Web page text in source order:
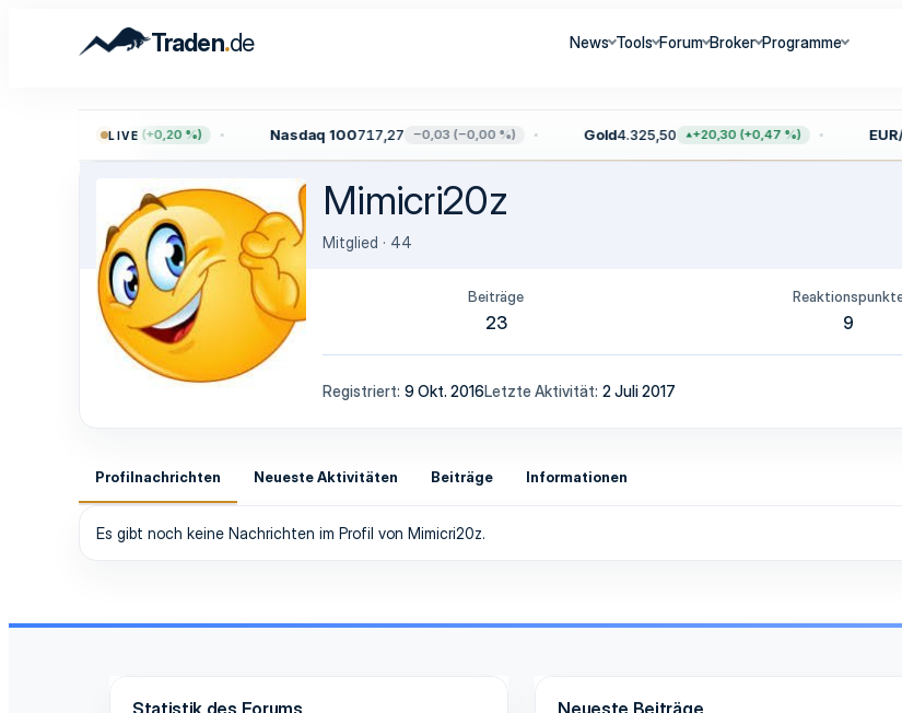
Traden.de News Tools Forum Broker Programme
LIVE
+15,58 (+0,20 %) Nasdaq 100717,27 −0,03 (−0,00 %) Gold4.325,50 +20,30 (+0,47 %) EUR/
Mimicri20z
Mitglied · 44
Beiträge
23 9
Registriert 9 Okt. 2016Letzte Aktivität 2 Juli 2017
Profilnachrichten Neueste Aktivitäten Beiträge Informationen
Es gibt noch keine Nachrichten im Profil von Mimicri20z.
Statistik des Forums Neueste Beiträge